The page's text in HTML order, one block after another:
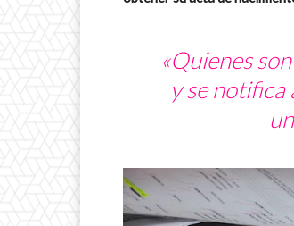
«Quienes
y se notifica